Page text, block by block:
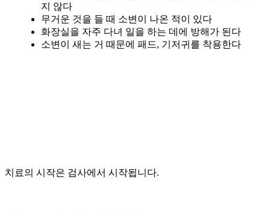
지 않다
무거운 것을 들 때 소변이 나온 적이 있다
화장실을 자주 다녀 일을 하는 데에 방해가 된다
소변이 새는 거 때문에 패드, 기저귀를 착용한다
치료의 시작은 검사에서 시작됩니다.